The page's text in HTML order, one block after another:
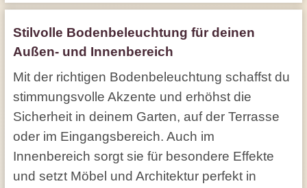
Stilvolle Bodenbeleuchtung für deinen
Außen- und Innenbereich
Mit der richtigen Bodenbeleuchtung schaffst du
stimmungsvolle Akzente und erhöhst die
Sicherheit in deinem Garten, auf der Terrasse
oder im Eingangsbereich. Auch im
Innenbereich sorgt sie für besondere Effekte
und setzt Möbel und Architektur perfekt in